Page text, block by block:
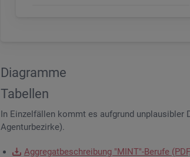
Dia­gram­me
Ta­bel­len
In Ein­zel­fäl­len kommt es auf­grund un­plau­si­bler
Agen­tur­be­zir­ke).
Ag­gre­gat­be­schrei­bung "MINT"-Be­ru­fe